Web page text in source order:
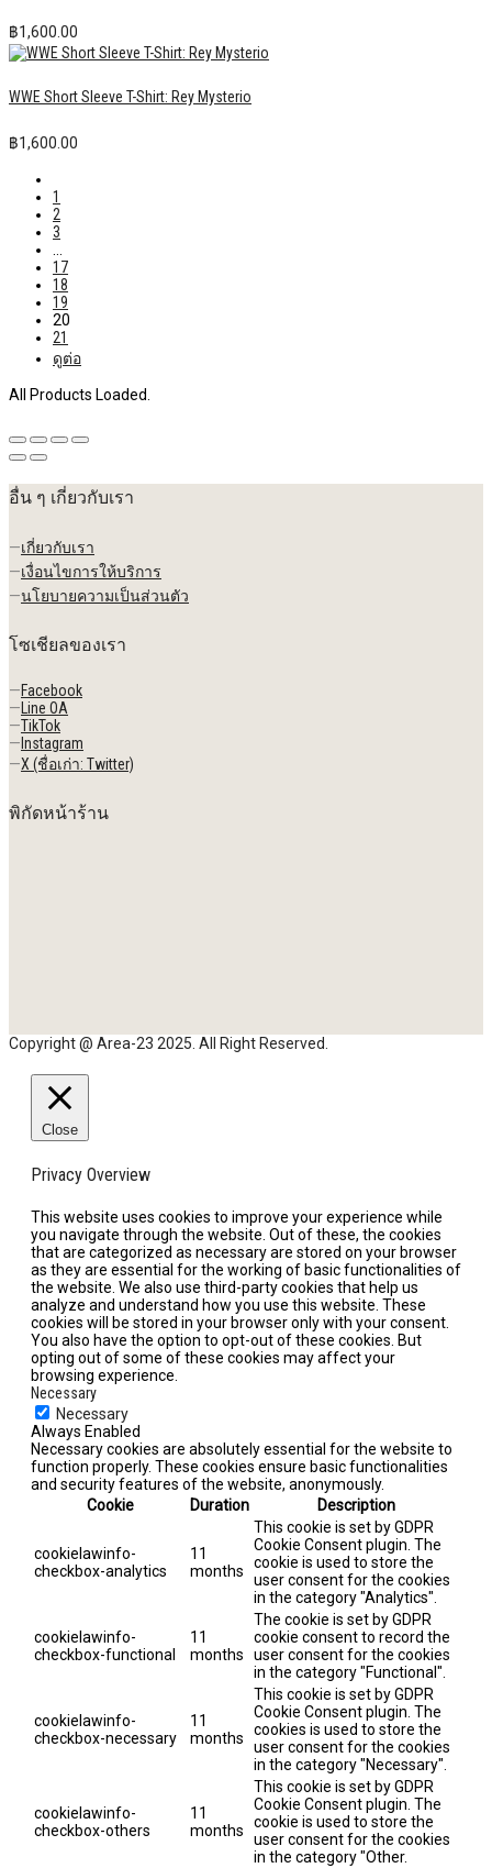
฿1,600.00
WWE Short Sleeve T-Shirt: Rey Mysterio
฿1,600.00
1
2
3
17
18
19
20
21
ดูต่อ
All Products Loaded.
อื่น ๆ เกี่ยวกับเรา
—เกี่ยวกับเรา
—เงื่อนไขการให้บริการ
—นโยบายความเป็นส่วนตัว
โซเชียลของเรา
—Facebook
— Line OA
—TikTok
— Instagram
—X (ชื่อเก่า: Twitter)
พิกัดหน้าร้าน
Copyright @ Area-23 2025. All Right Reserved.
Close
Privacy Overview
This website uses cookies to improve your experience while
you navigate through the website. Out of these, the cookies
that are categorized as necessary are stored on your browser
as they are essential for the working of basic functionalities of
the website. We also use third-party cookies that help us
analyze and understand how you use this website. These
cookies will be stored in your browser only with your consent.
You also have the option to opt-out of these cookies. But
opting out of some of these cookies may affect your
browsing experience.
Necessary
Necessary
Always Enabled
Necessary cookies are absolutely essential for the website to
function properly. These cookies ensure basic functionalities
and security features of the website, anonymously.
Cookie
Duration Description
cookielawinfo-
checkbox-analytics
11
months
This cookie is set by GDPR
Cookie Consent plugin. The
cookie is used to store the
user consent for the cookies
in the category "Analytics".
cookielawinfo-
checkbox-functional
11
months
The cookie is set by GDPR
cookie consent to record the
user consent for the cookies
in the category "Functional".
cookielawinfo-
checkbox-necessary
11
months
This cookie is set by GDPR
Cookie Consent plugin. The
cookies is used to store the
user consent for the cookies
in the category "Necessary".
cookielawinfo-
checkbox-others
11
months
This cookie is set by GDPR
Cookie Consent plugin. The
cookie is used to store the
user consent for the cookies
in the category "Other.